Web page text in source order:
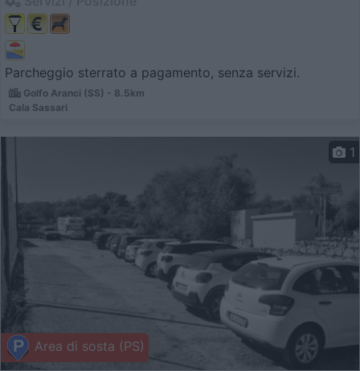
Parcheggio sterrato a pagamento, senza servizi.
Golfo Aranci (SS) - 8.5km
Cala Sassari
Area di sosta (PS)
1